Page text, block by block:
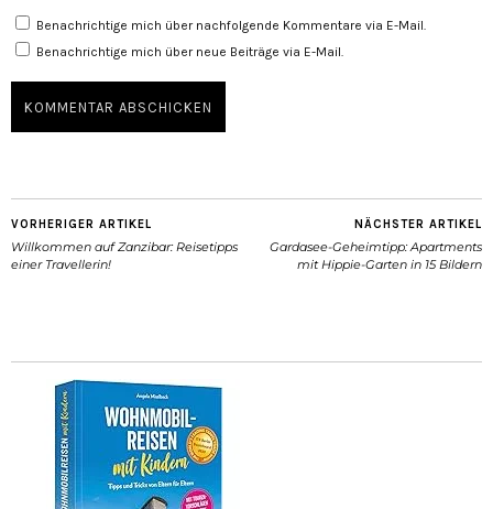
Benachrichtige mich über nachfolgende Kommentare via E-Mail.
Benachrichtige mich über neue Beiträge via E-Mail.
VORHERIGER ARTIKEL
Willkommen auf Zanzibar: Reisetipps
einer Travellerin!
NÄCHSTER ARTIKEL
Gardasee-Geheimtipp: Apartments
mit Hippie-Garten in 15 Bildern